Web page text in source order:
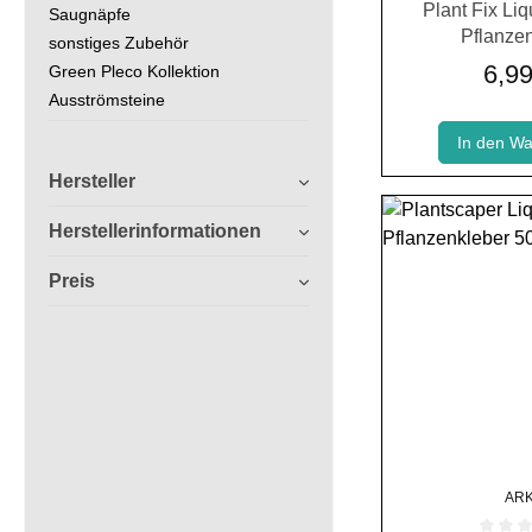
Saugnäpfe
sonstiges Zubehör
Green Pleco Kollektion
Ausströmsteine
Hersteller
Herstellerinformationen
Preis
Plant Fix
In den